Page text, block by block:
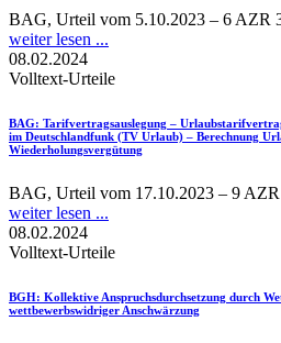
BAG, Urteil vom 5.10.2023 – 6 AZR
weiter lesen ...
08.02.2024
Volltext-Urteile
BAG: Tarifvertragsauslegung –
im Deutschlandfunk (TV Urlaub) – Berechnung
Wiederholungsvergütung
BAG, Urteil vom 17.10.2023 – 9
weiter lesen ...
08.02.2024
Volltext-Urteile
BGH: Kollektive Anspruchsdurchsetzung durch
wettbewerbswidriger Anschwärzung